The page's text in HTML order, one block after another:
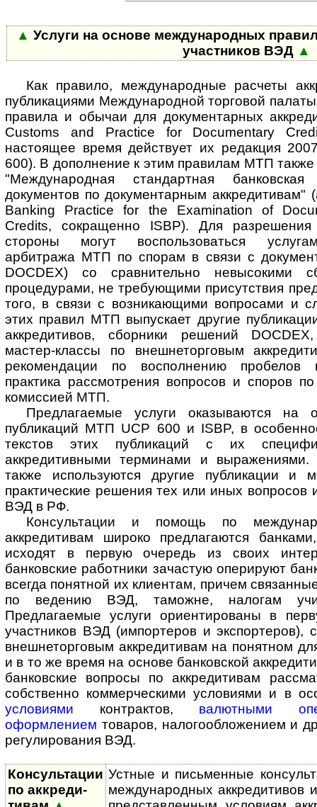
▲ Услуги на основе международных
участников ВЭД ▲
Как правило, международные расчеты
публикациями Международной торговой
правила и обычаи для документарных
Customs and Practice for Documentary
настоящее время действует их редакция
600). В дополнение к этим правилам МТП
"Международная стандартная
документов по документарным аккредитивам"
Banking Practice for the Examination of
Credits, сокращенно ISBP). Для разрешения
стороны могут воспользоваться
арбитража МТП по спорам в связи с
DOCDEX) со сравнительно невысокими
процедурами, не требующими присутствия
того, в связи с возникающими вопросами и
этих правил МТП выпускает другие
аккредитивов, сборники решений
мастер-классы по внешнеторговым
рекомендации по восполнению пробелов
практика рассмотрения вопросов и споров
комиссией МТП.
Предлагаемые услуги оказываются на
публикаций МТП UCP 600 и ISBP, в
текстов этих публикаций с их
аккредитивными терминами и
также используются другие публикации
практические решения тех или иных вопросов
ВЭД в РФ.
Консультации и помощь по
аккредитивам широко предлагаются
исходят в первую очередь из своих
банковские работники зачастую оперируют
всегда понятной их клиентам, причем
по ведению ВЭД, таможне, налогам
Предлагаемые услуги ориентированы в
участников ВЭД (импортеров и экспортеров),
внешнеторговым аккредитивам на понятном
и в то же время на основе банковской
банковские вопросы по аккредитивам
собственно коммерческими условиями и в
условиями контрактов, валютными
оформлением товаров, налогообложением и
регулирования ВЭД.
Консультации
по аккре­ди­
Устные и письменные
международных аккредитивов